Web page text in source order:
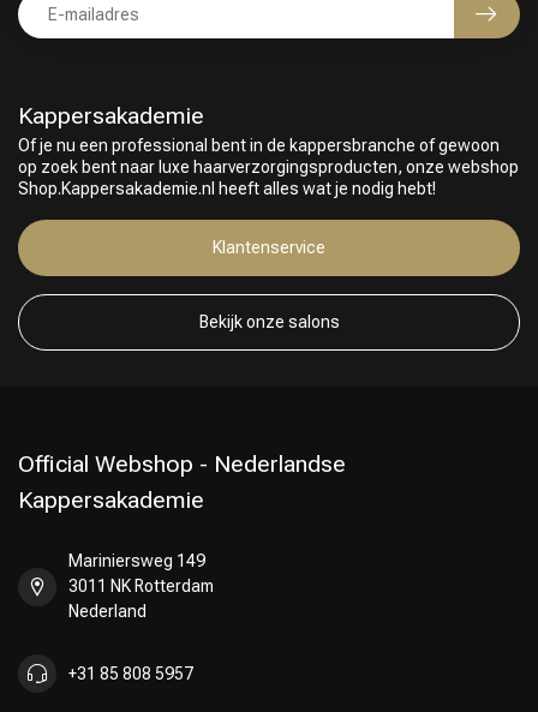
Kappersakademie
Of je nu een professional bent in de kappersbranche of gewoon
op zoek bent naar luxe haarverzorgingsproducten, onze webshop
Shop.Kappersakademie.nl heeft alles wat je nodig hebt!
Klantenservice
Bekijk onze salons
Official Webshop - Nederlandse
Kappersakademie
Mariniersweg 149
3011 NK Rotterdam
Nederland
+31 85 808 5957